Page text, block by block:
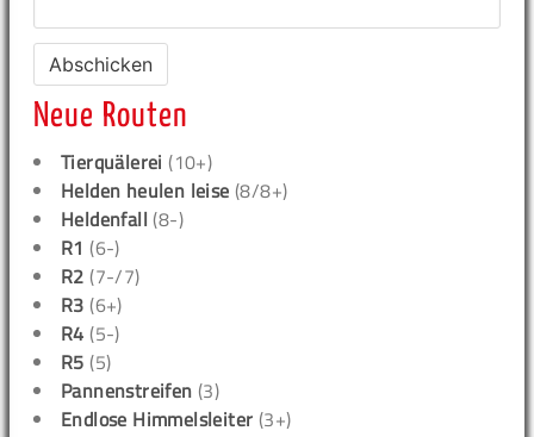
Neue Routen
Tierquälerei (10+)
Helden heulen leise (8/8+)
Heldenfall (8-)
R1 (6-)
R2 (7-/7)
R3 (6+)
R4 (5-)
R5 (5)
Pannenstreifen (3)
Endlose Himmelsleiter (3+)